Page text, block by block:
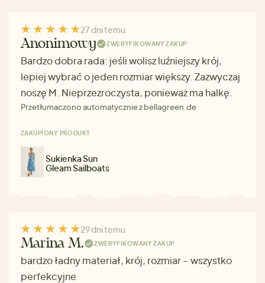
27 dni temu
Anonimowy ZWERYFIKOWANY ZAKUP
Bardzo dobra rada: jeśli wolisz luźniejszy krój,
lepiej wybrać o jeden rozmiar większy. Zazwyczaj
noszę M. Nieprzezroczysta, ponieważ ma halkę.
Przetłumaczono automatycznie z bellagreen.de
ZAKUPIONY PRODUKT
Sukienka Sun
Gleam Sailboats
29 dni temu
Marina M. ZWERYFIKOWANY ZAKUP
bardzo ładny materiał, krój, rozmiar – wszystko
perfekcyjne